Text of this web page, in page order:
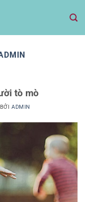
tò mò
BỞI ADMIN